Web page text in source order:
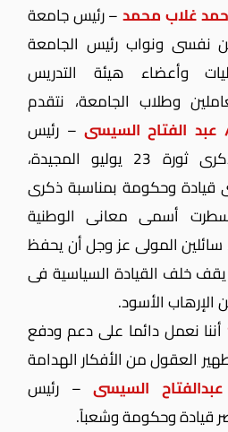
غلاب محمد– رئيس جامعة
نفسى ونواب رئيس الجامعة
وأعضاء هيئة التدريس
وطلاب الجامعة، نتقدم
عبد الفتاح السيسى– رئيس
الجمهورية، بمناسبة ذكرى ثورة 23 يوليو المجيدة،
وحكومة بمناسبة ذكرى
سطرت أسمى معانى الوطنية
سائلين المولى عز وجل أن يحفظ
يقف خلف القيادة السياسية فى
الإرهاب الأسود.
أننا نعمل دائما على دعم ودفع
العقول من الأفكار الهدامة
السيسى– رئيس
قيادة وحكومة وشعباً.